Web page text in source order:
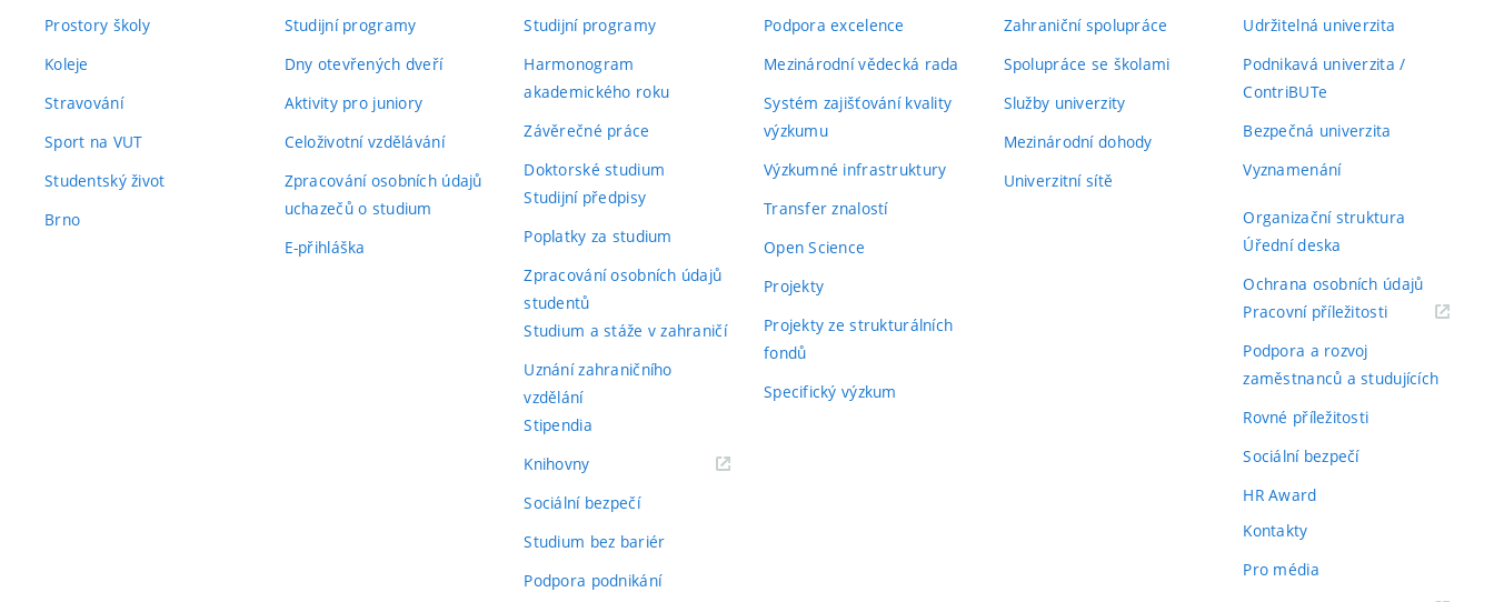
Prostory školy
Koleje
Stravování
Sport na VUT
Studentský život
Brno
Studijní programy
Dny otevřených dveří
Aktivity pro juniory
Celoživotní vzdělávání
Zpracování osobních údajů
uchazečů o studium
E-přihláška
Studijní programy
Harmonogram
akademického roku
Závěrečné práce
Doktorské studium
Studijní předpisy
Poplatky za studium
Zpracování osobních údajů
studentů
Studium a stáže v zahraničí
Uznání zahraničního
vzdělání
Stipendia
Knihovny(externí
Sociální bezpečí
Studium bez bariér
Podpora podnikání
Podpora excelence
Mezinárodní vědecká rada
Systém zajišťování kvality
výzkumu
Výzkumné infrastruktury
Transfer znalostí
Open Science
Projekty
Projekty ze strukturálních
fondů
Specifický výzkum
Zahraniční spolupráce
Spolupráce se školami
Služby univerzity
Mezinárodní dohody
Univerzitní sítě
Udržitelná univerzita
Podnikavá univerzita /
ContriBUTe
Bezpečná univerzita
Vyznamenání
Organizační struktura
Úřední deska
Ochrana osobních údajů
Pracovní příležitosti(externí
Podpora a rozvoj
zaměstnanců a studujících
Rovné příležitosti
Sociální bezpečí
HR Award
Kontakty
Pro média